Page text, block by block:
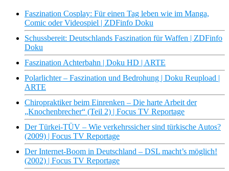
Faszination Cosplay: Für einen Tag leben wie im Manga,
Comic oder Videospiel | ZDFinfo Doku
Schussbereit: Deutschlands Faszination für Waffen | ZDFinfo
Doku
Faszination Achterbahn | Doku HD | ARTE
Polarlichter – Faszination und Bedrohung | Doku Reupload |
ARTE
Chiropraktiker beim Einrenken – Die harte Arbeit der
„Knochenbrecher“ (Teil 2) | Focus TV Reportage
Der Türkei-TÜV – Wie verkehrssicher sind türkische Autos?
(2009) | Focus TV Reportage
Der Internet-Boom in Deutschland – DSL macht’s möglich!
(2002) | Focus TV Reportage